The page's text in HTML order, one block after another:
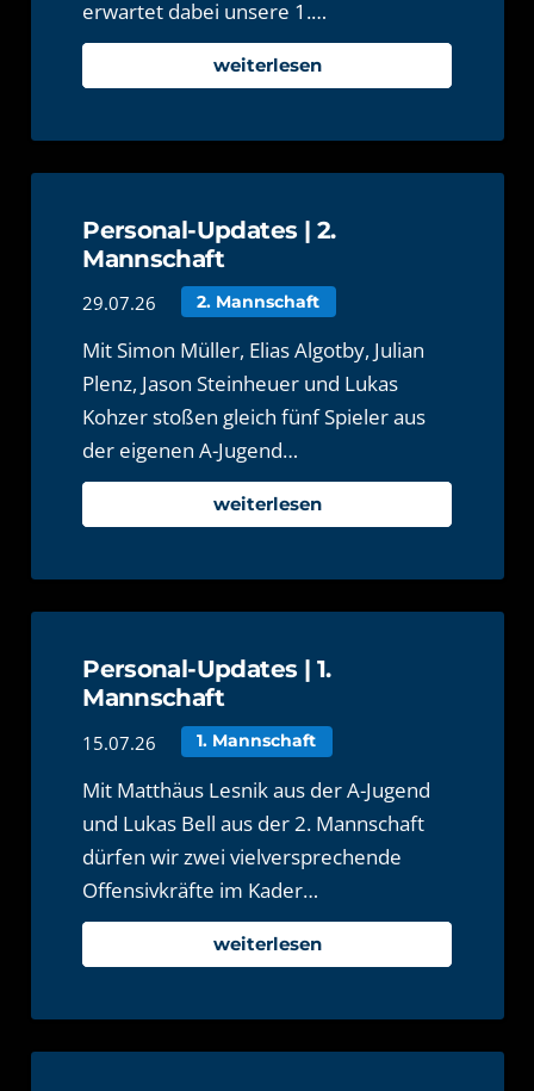
erwartet dabei unsere 1.…
weiterlesen
Personal-Updates | 2.
Mannschaft
29.07.26 2. Mannschaft
Mit Simon Müller, Elias Algotby, Julian
Plenz, Jason Steinheuer und Lukas
Kohzer stoßen gleich fünf Spieler aus
der eigenen A-Jugend…
weiterlesen
Personal-Updates | 1.
Mannschaft
15.07.26 1. Mannschaft
Mit Matthäus Lesnik aus der A-Jugend
und Lukas Bell aus der 2. Mannschaft
dürfen wir zwei vielversprechende
Offensivkräfte im Kader…
weiterlesen